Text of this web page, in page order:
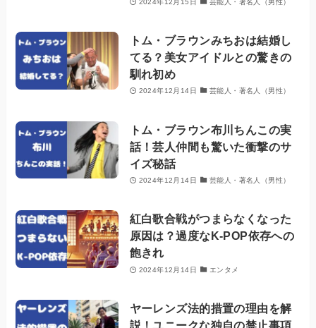
2024年12月15日 芸能人・著名人（男性）
トム・ブラウンみちおは結婚し
てる？美女アイドルとの驚きの
馴れ初め
2024年12月14日 芸能人・著名人（男性）
トム・ブラウン布川ちんこの実
話！芸人仲間も驚いた衝撃のサ
イズ秘話
2024年12月14日 芸能人・著名人（男性）
紅白歌合戦がつまらなくなった
原因は？過度なK-POP依存への
飽きれ
2024年12月14日 エンタメ
ヤーレンズ法的措置の理由を解
説！ユニークな独自の禁止事項